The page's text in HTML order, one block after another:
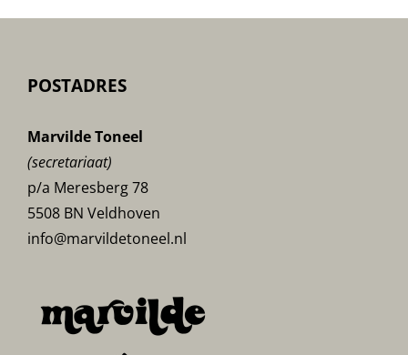
POSTADRES
Marvilde Toneel
(secretariaat)
p/a Meresberg 78
5508 BN Veldhoven
info@marvildetoneel.nl